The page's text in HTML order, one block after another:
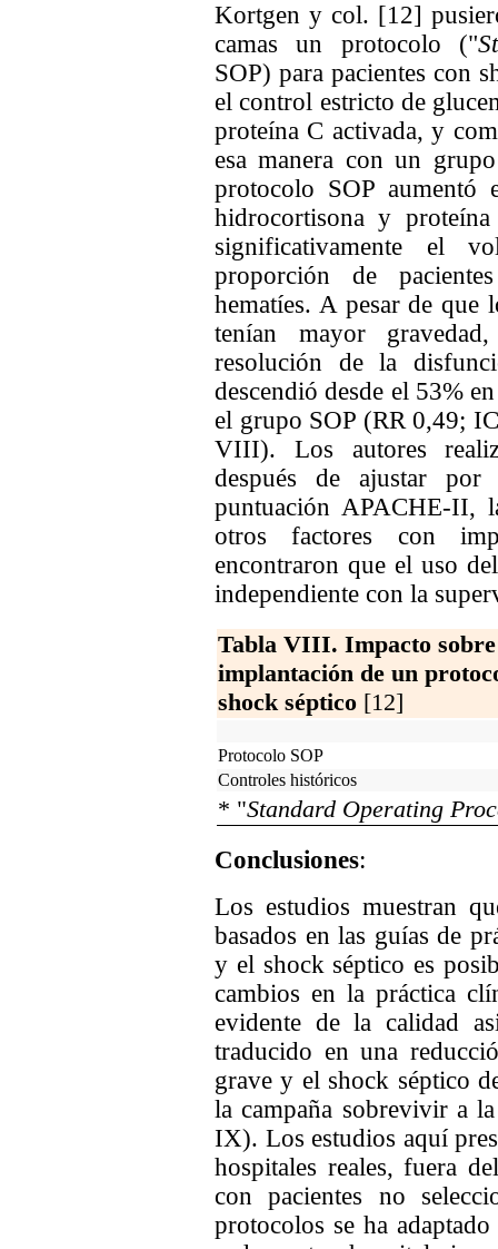
Kortgen y col. [12]
camas un protocolo ("
SOP) para pacientes con
el control estricto de
proteína C activada, y
esa manera con un
protocolo SOP aumentó
hidrocortisona y
significativamente el
proporción de
hematíes. A pesar de que
tenían mayor
resolución de la
descendió desde el 53%
el grupo SOP (RR 0,49;
VIII). Los autores
después de ajustar por
puntuación APACHE-II,
otros factores con
encontraron que el uso
independiente con la
Tabla VIII. Impacto
implantación de un
shock séptico [12]
Protocolo SOP
Controles históricos
* "Standard Operating
Conclusiones:
Los estudios muestran
basados en las guías de
y el shock séptico es
cambios en la práctica
evidente de la calidad
traducido en una
grave y el shock séptico
la campaña sobrevivir a
IX). Los estudios aquí
hospitales reales, fuera
con pacientes no
protocolos se ha